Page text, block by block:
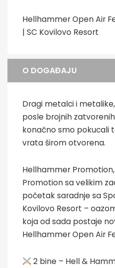
Hellhammer Open Air
| SC Kovilovo Resort
O DOGAĐAJU
Dragi metalci i metalike,
posle brojnih
konačno smo pokucali
vrata širom otvorena.
Hellhammer
Promotion sa velikim
početak saradnje sa
Kovilovo Resort –
koja od sada postaje
Hellhammer Open Air
2 bine – Hell &